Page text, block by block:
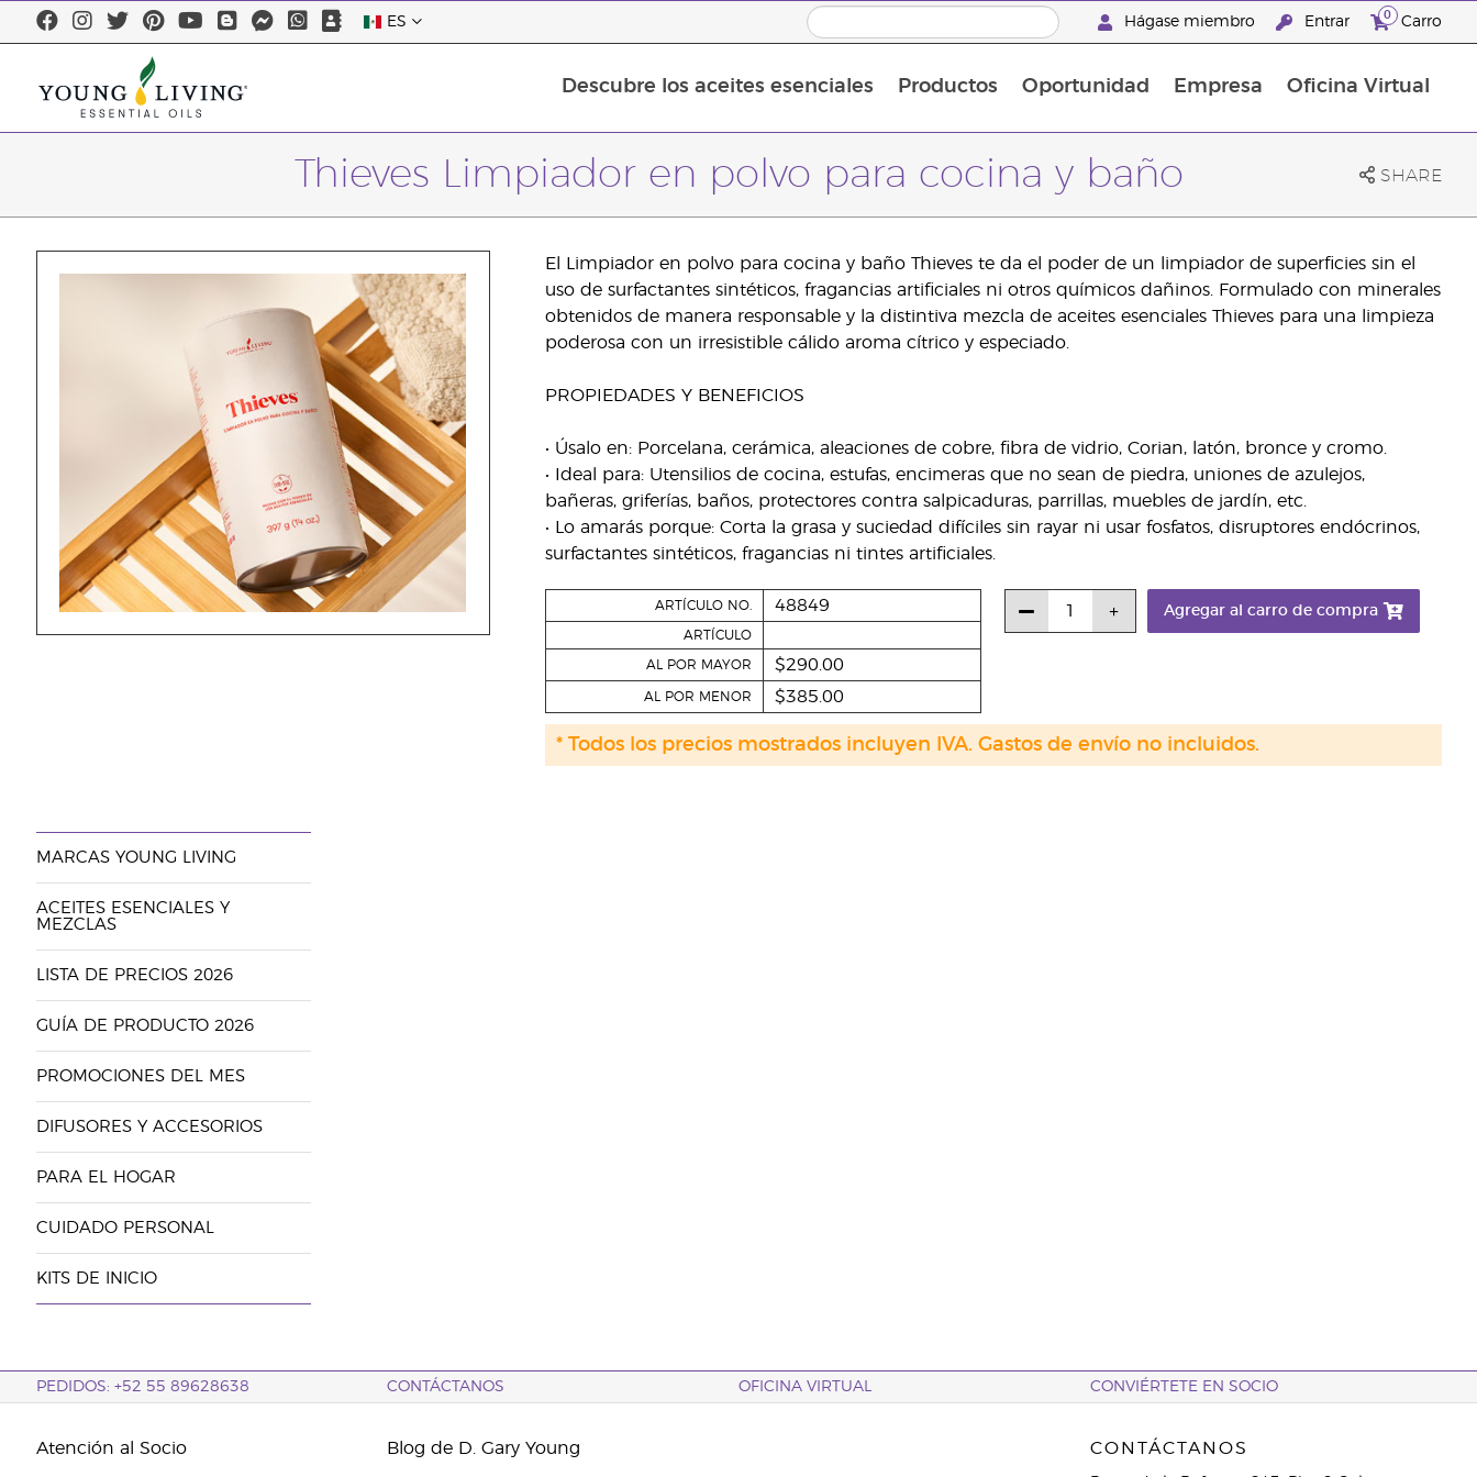
ES Hágase miembro Entrar 0 Carro
Descubre los aceites esenciales Productos Oportunidad Empresa Oficina Virtual
Thieves Limpiador en polvo para cocina y baño SHARE
El Limpiador en polvo para cocina y baño Thieves te da el poder de un limpiador de superficies sin el
uso de surfactantes sintéticos, fragancias artificiales ni otros químicos dañinos. Formulado con minerales
obtenidos de manera responsable y la distintiva mezcla de aceites esenciales Thieves para una limpieza
poderosa con un irresistible cálido aroma cítrico y especiado.
PROPIEDADES Y BENEFICIOS
• Úsalo en: Porcelana, cerámica, aleaciones de cobre, fibra de vidrio, Corian, latón, bronce y cromo.
• Ideal para: Utensilios de cocina, estufas, encimeras que no sean de piedra, uniones de azulejos,
bañeras, griferías, baños, protectores contra salpicaduras, parrillas, muebles de jardín, etc.
• Lo amarás porque: Corta la grasa y suciedad difíciles sin rayar ni usar fosfatos, disruptores endócrinos,
surfactantes sintéticos, fragancias ni tintes artificiales.
ARTÍCULO NO. 48849
ARTÍCULO
AL POR MAYOR $290.00
AL POR MENOR $385.00
Agregar al carro de compra
* Todos los precios mostrados incluyen IVA. Gastos de envío no incluidos.
MARCAS YOUNG LIVING
ACEITES ESENCIALES Y
MEZCLAS
LISTA DE PRECIOS 2026
GUÍA DE PRODUCTO 2026
PROMOCIONES DEL MES
DIFUSORES Y ACCESORIOS
PARA EL HOGAR
CUIDADO PERSONAL
KITS DE INICIO
PEDIDOS: +52 55 89628638 CONTÁCTANOS OFICINA VIRTUAL CONVIÉRTETE EN SOCIO
Atención al Socio Blog de D. Gary Young CONTÁCTANOS